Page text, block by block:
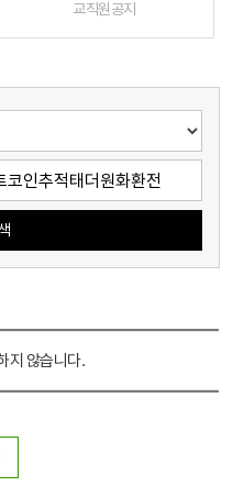
교직원공지
지 않습니다.